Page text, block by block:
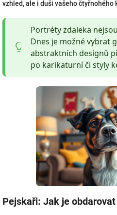
vzhled, ale i duši vašeho čtyřnohého
Portréty zdaleka
Dnes je možné vybrat
abstraktních designů
po karikaturní či styly
Pejskaři: Jak je